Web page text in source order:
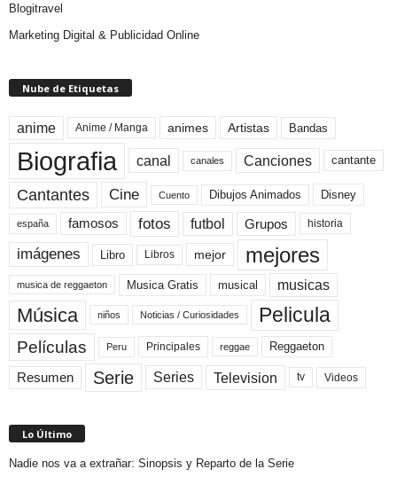
Blogitravel
Marketing Digital & Publicidad Online
Nube de Etiquetas
anime Anime / Manga animes Artistas Bandas
Biografia canal canales Canciones cantante
Cantantes Cine Cuento Dibujos Animados Disney
españa famosos fotos futbol Grupos historia
imágenes Libro Libros mejor mejores
musica de reggaeton Musica Gratis musical musicas
Música niños Noticias / Curiosidades Pelicula
Películas Peru Principales reggae Reggaeton
Resumen Serie Series Television tv Videos
Lo Último
Nadie nos va a extrañar: Sinopsis y Reparto de la Serie